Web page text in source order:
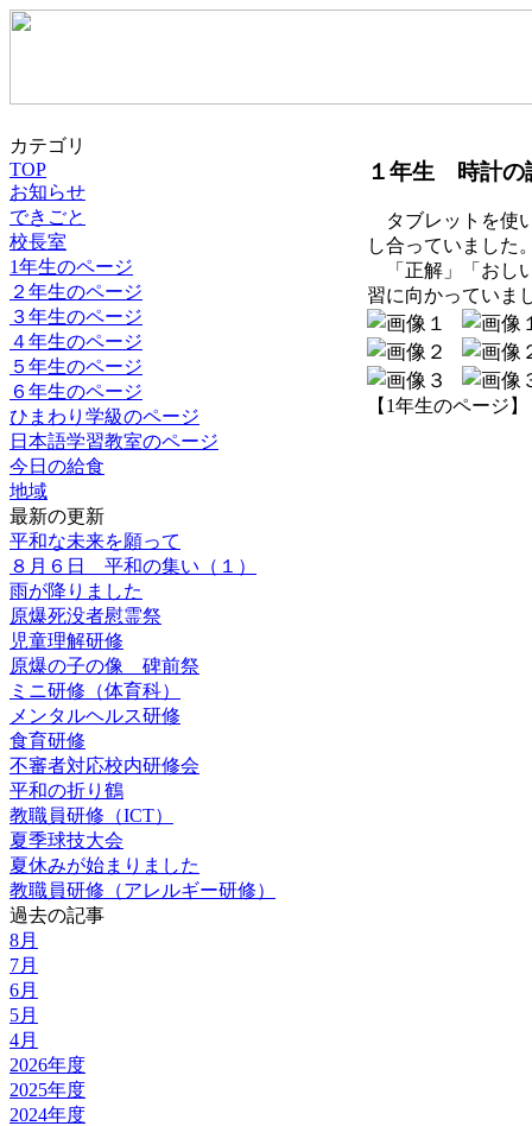
カテゴリ
TOP
お知らせ
できごと
校長室
1年生のページ
２年生のページ
３年生のページ
４年生のページ
５年生のページ
６年生のページ
ひまわり学級のページ
日本語学習教室のページ
今日の給食
地域
最新の更新
平和な未来を願って
８月６日 平和の集い（１）
雨が降りました
原爆死没者慰霊祭
児童理解研修
原爆の子の像 碑前祭
ミニ研修（体育科）
メンタルヘルス研修
食育研修
不審者対応校内研修会
平和の折り鶴
教職員研修（ICT）
夏季球技大会
夏休みが始まりました
教職員研修（アレルギー研修）
過去の記事
8月
7月
6月
5月
4月
2026年度
2025年度
2024年度
１年生 時計の
タブレットを使
し合っていました
「正解」「おし
習に向かっていま
【1年生のページ